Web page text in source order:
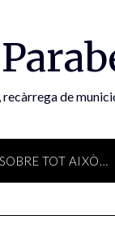
recàrrega de
SOBRE TOT AIXÒ…